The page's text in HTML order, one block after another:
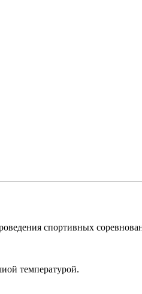
спортивных
температурой.